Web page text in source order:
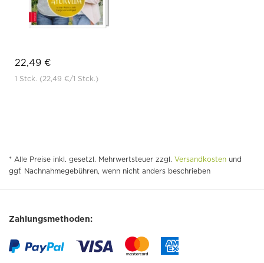
22,49 €
1 Stck. (22,49 €/1 Stck.)
* Alle Preise inkl. gesetzl. Mehrwertsteuer zzgl. Versandkosten und
ggf. Nachnahmegebühren, wenn nicht anders beschrieben
Zahlungsmethoden: